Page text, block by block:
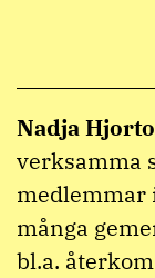
Nadja
verksamma
medlemmar
många
bl.a.